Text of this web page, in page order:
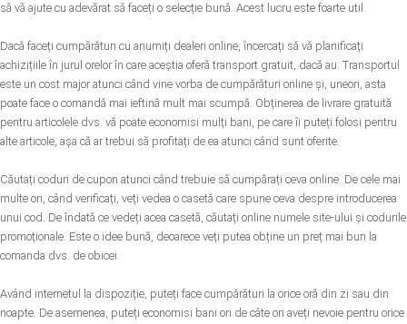
să vă ajute cu adevărat să faceți o selecție bună. Acest lucru este foarte util.
Dacă faceți cumpărături cu anumiți dealeri online, încercați să vă planificați
achizițiile în jurul orelor în care aceștia oferă transport gratuit, dacă au. Transportul
este un cost major atunci când vine vorba de cumpărături online și, uneori, asta
poate face o comandă mai ieftină mult mai scumpă. Obținerea de livrare gratuită
pentru articolele dvs. vă poate economisi mulți bani, pe care îi puteți folosi pentru
alte articole, așa că ar trebui să profitați de ea atunci când sunt oferite.
Căutați coduri de cupon atunci când trebuie să cumpărați ceva online. De cele mai
multe ori, când verificați, veți vedea o casetă care spune ceva despre introducerea
unui cod. De îndată ce vedeți acea casetă, căutați online numele site-ului și codurile
promoționale. Este o idee bună, deoarece veți putea obține un preț mai bun la
comanda dvs. de obicei.
Având internetul la dispoziție, puteți face cumpărături la orice oră din zi sau din
noapte. De asemenea, puteți economisi bani ori de câte ori aveți nevoie pentru orice